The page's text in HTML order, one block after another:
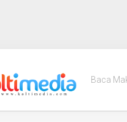
Baca